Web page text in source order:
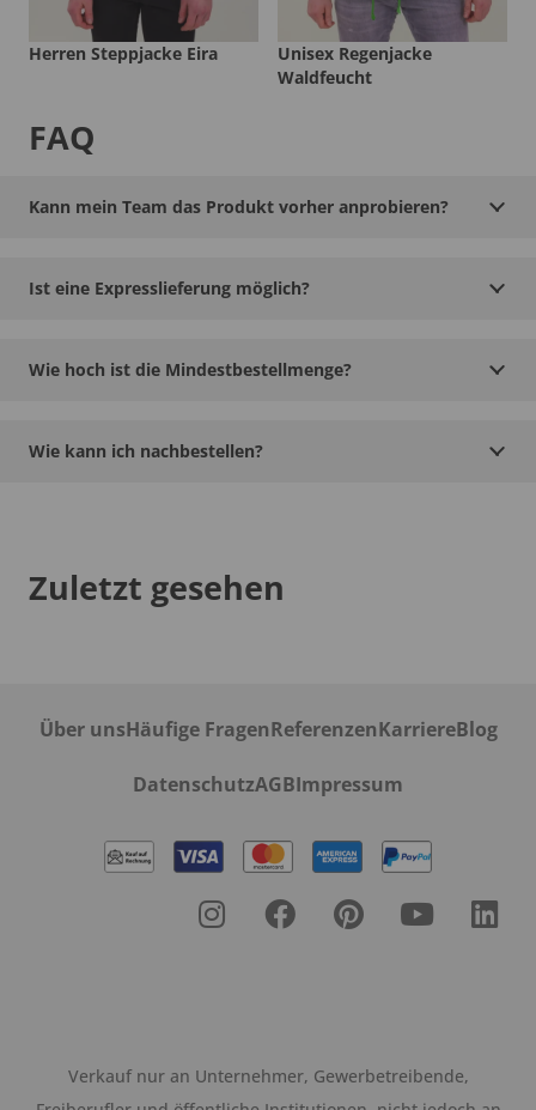
Herren Steppjacke Eira
Unisex Regenjacke
Waldfeucht
FAQ
Kann mein Team das Produkt vorher anprobieren?
Ist eine Expresslieferung möglich?
Wie hoch ist die Mindestbestellmenge?
Wie kann ich nachbestellen?
Zuletzt gesehen
Über unsHäufige FragenReferenzenKarriereBlog
DatenschutzAGBImpressum
Verkauf nur an Unternehmer, Gewerbetreibende,